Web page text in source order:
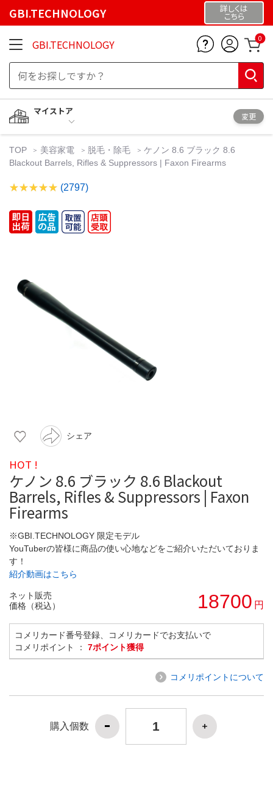
GBI.TECHNOLOGY 詳しくは
こちら
GBI.TECHNOLOGY 0
マイストア
変更
TOP 美容家電 脱毛・除毛
ケノン 8.6 ブラック 8.6
Blackout Barrels, Rifles & Suppressors | Faxon Firearms
(2797)
シェア
HOT !
ケノン 8.6 ブラック 8.6 Blackout
Barrels, Rifles & Suppressors | Faxon
Firearms
※GBI.TECHNOLOGY 限定モデル
YouTuberの皆様に商品の使い心地などをご紹介いただいておりま
す！
紹介動画はこちら
ネット販売
価格（税込）
18700 円
コメリカード番号登録、コメリカードでお支払いで
コメリポイント ： 7ポイント獲得
コメリポイントについて
購入個数